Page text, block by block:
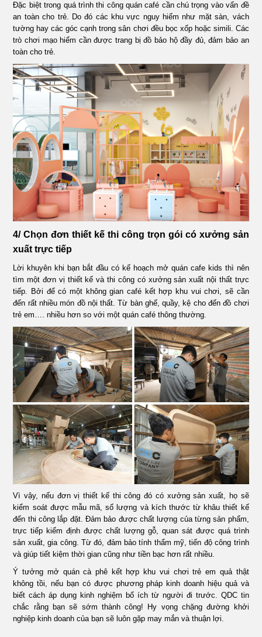
Đặc biệt trong quá trình thi công quán café cần chú trọng vào vấn đề
an toàn cho trẻ. Do đó các khu vực nguy hiểm như mặt sàn, vách
tường hay các góc cạnh trong sân chơi đều bọc xốp hoặc simili. Các
trò chơi mạo hiểm cần được trang bị đồ bảo hộ đầy đủ, đảm bảo an
toàn cho trẻ.
4/ Chọn đơn thiết kế thi công trọn gói có xưởng sản
xuất trực tiếp
Lời khuyên khi bạn bắt đầu có kế hoạch mở quán cafe kids thì nên
tìm một đơn vị thiết kế và thi công có xưởng sản xuất nội thất trực
tiếp. Bởi để có một không gian café kết hợp khu vui chơi, sẽ cần
đến rất nhiều món đồ nội thất. Từ bàn ghế, quầy, kệ cho đến đồ chơi
trẻ em…. nhiều hơn so với một quán café thông thường.
Vì vậy, nếu đơn vị thiết kế thi công đó có xưởng sản xuất, họ sẽ
kiểm soát được mẫu mã, số lượng và kích thước từ khâu thiết kế
đến thi công lắp đặt. Đảm bảo được chất lượng của từng sản phẩm,
trực tiếp kiểm định được chất lượng gỗ, quan sát được quá trình
sản xuất, gia công. Từ đó, đảm bảo tính thẩm mỹ, tiến độ công trình
và giúp tiết kiệm thời gian cũng như tiền bạc hơn rất nhiều.
Ý tưởng mở quán cà phê kết hợp khu vui chơi trẻ em quả thật
không tồi, nếu bạn có được phương pháp kinh doanh hiệu quả và
biết cách áp dụng kinh nghiệm bổ ích từ người đi trước. QDC tin
chắc rằng bạn sẽ sớm thành công! Hy vọng chặng đường khởi
nghiệp kinh doanh của bạn sẽ luôn gặp may mắn và thuận lợi.